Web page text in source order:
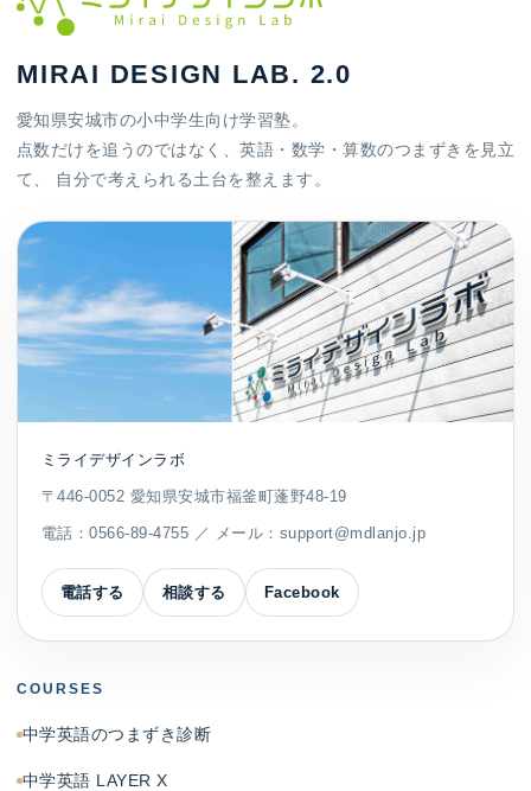
MIRAI DESIGN LAB. 2.0
愛知県安城市の小中学生向け学習塾。
点数だけを追うのではなく、英語・数学・算数のつまずきを見立
て、 自分で考えられる土台を整えます。
ミライデザインラボ
〒446-0052 愛知県安城市福釜町蓬野48-19
電話：0566-89-4755 ／ メール： support@mdlanjo.jp
電話する 相談する Facebook
COURSES
中学英語のつまずき診断
中学英語 LAYER X